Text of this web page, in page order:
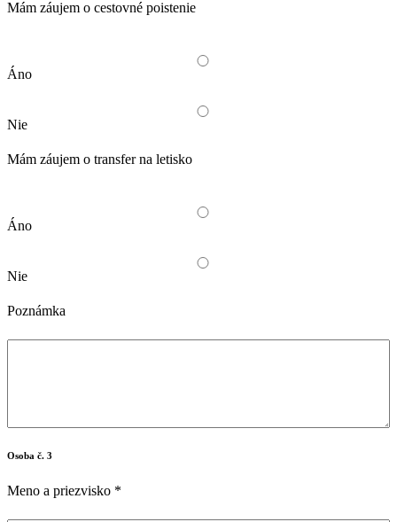
Mám záujem o cestovné poistenie
Áno
Nie
Mám záujem o transfer na letisko
Áno
Nie
Poznámka
Osoba č. 3
Meno a priezvisko *